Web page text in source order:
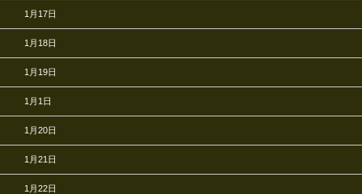
1月17日
1月18日
1月19日
1月1日
1月20日
1月21日
1月22日